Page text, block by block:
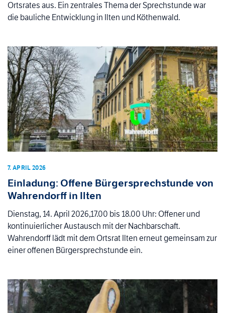
Ortsrates aus. Ein zentrales Thema der Sprechstunde war
die bauliche Entwicklung in Ilten und Köthenwald.
Einladung: Offene Bürgersprechstunde von
Wahrendorff in Ilten
7. APRIL 2026
Dienstag, 14. April 2026,17.00 bis 18.00 Uhr: Offener und
kontinuierlicher Austausch mit der Nachbarschaft.
Wahrendorff lädt mit dem Ortsrat Ilten erneut gemeinsam zur
einer offenen Bürgersprechstunde ein.